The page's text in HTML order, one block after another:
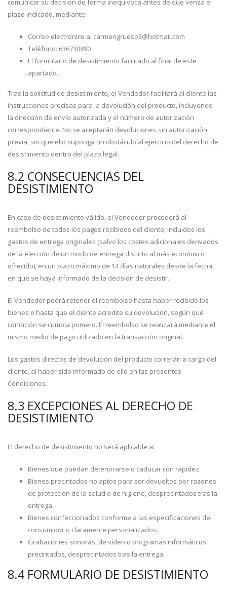
comunicar su decisión de forma inequívoca antes de que venza el
plazo indicado, mediante:
Correo electrónico a: carmengrueso3@hotmail.com
Teléfono: 636730890
El formulario de desistimiento facilitado al final de este
apartado.
Tras la solicitud de desistimiento, el Vendedor facilitará al cliente las
instrucciones precisas para la devolución del producto, incluyendo
la dirección de envío autorizada y el número de autorización
correspondiente. No se aceptarán devoluciones sin autorización
previa, sin que ello suponga un obstáculo al ejercicio del derecho de
desistimiento dentro del plazo legal.
8.2 CONSECUENCIAS DEL
DESISTIMIENTO
En caso de desistimiento válido, el Vendedor procederá al
reembolso de todos los pagos recibidos del cliente, incluidos los
gastos de entrega originales (salvo los costes adicionales derivados
de la elección de un modo de entrega distinto al más económico
ofrecido), en un plazo máximo de 14 días naturales desde la fecha
en que se haya informado de la decisión de desistir.
El Vendedor podrá retener el reembolso hasta haber recibido los
bienes o hasta que el cliente acredite su devolución, según qué
condición se cumpla primero. El reembolso se realizará mediante el
mismo medio de pago utilizado en la transacción original.
Los gastos directos de devolución del producto correrán a cargo del
cliente, al haber sido informado de ello en las presentes
Condiciones.
8.3 EXCEPCIONES AL DERECHO DE
DESISTIMIENTO
El derecho de desistimiento no será aplicable a:
Bienes que puedan deteriorarse o caducar con rapidez.
Bienes precintados no aptos para ser devueltos por razones
de protección de la salud o de higiene, desprecintados tras la
entrega.
Bienes confeccionados conforme a las especificaciones del
consumidor o claramente personalizados.
Grabaciones sonoras, de vídeo o programas informáticos
precintados, desprecintados tras la entrega.
8.4 FORMULARIO DE DESISTIMIENTO